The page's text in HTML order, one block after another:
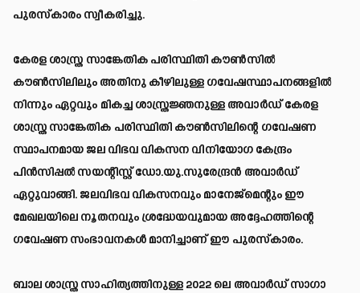
പുരസ്‌കാരം സ്വീകരിച്ചു.
കേരള ശാസ്ത്ര സാങ്കേതിക പരിസ്ഥിതി കൗണ്‍സില്‍
കൗണ്‍സിലിലും അതിനു കീഴിലുള്ള ഗവേഷസ്ഥാപനങ്ങളില്‍
നിന്നും ഏറ്റവും മികച്ച ശാസ്ത്രജ്ഞനുള്ള അവാര്‍ഡ് കേരള
ശാസ്ത്ര സാങ്കേതിക പരിസ്ഥിതി കൗണ്‍സിലിന്റെ ഗവേഷണ
സ്ഥാപനമായ ജല വിഭവ വികസന വിനിയോഗ കേന്ദ്രം
പിന്‍സിപ്പല്‍ സയന്റിസ്റ്റ് ഡോ.യു.സുരേന്ദ്രന്‍ അവാര്‍ഡ്
ഏറ്റുവാങ്ങി. ജലവിഭവ വികസനവും മാനേജ്മെന്റും ഈ
മേഖലയിലെ നൂതനവും ശ്രദ്ധേയവുമായ അദ്ദേഹത്തിന്റെ
ഗവേഷണ സംഭാവനകള്‍ മാനിച്ചാണ് ഈ പുരസ്‌കാരം.
ബാല ശാസ്ത്ര സാഹിത്യത്തിനുള്ള 2022 ലെ അവാര്‍ഡ് സാഗാ